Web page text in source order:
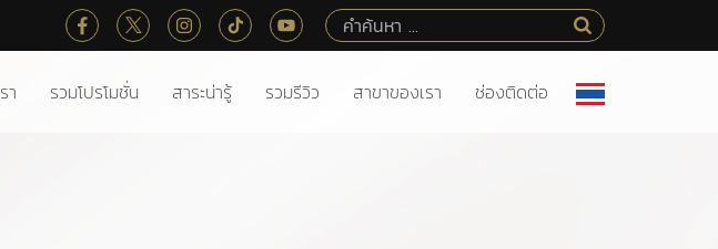
า รวมโปรโมชั่น สาระน่ารู้ รวมรีวิว สาขาของเรา ช่องติดต่อ